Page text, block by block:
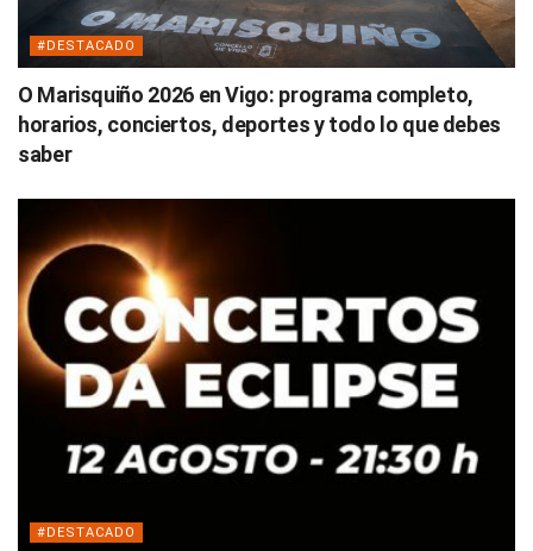
#DESTACADO
O Marisquiño 2026 en Vigo: programa completo,
horarios, conciertos, deportes y todo lo que debes
saber
#DESTACADO